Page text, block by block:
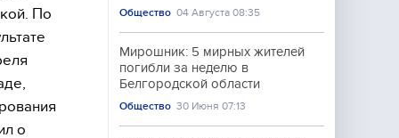
По
о
Общество 04 Августа 08:35
Мирошник: 5 мирных жителей
погибли за неделю в
Белгородской области
Общество 30 Июня 07:13